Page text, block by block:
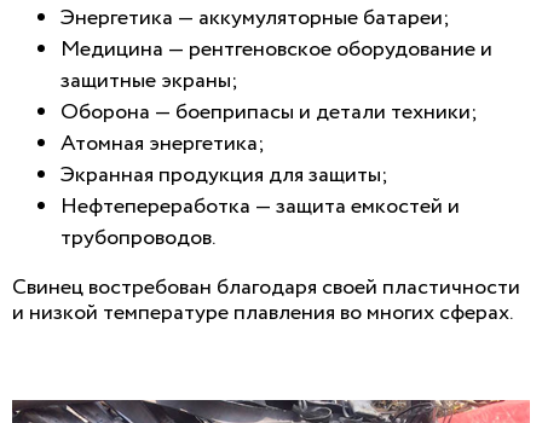
Энергетика — аккумуляторные батареи;
Медицина — рентгеновское оборудование и
защитные экраны;
Оборона — боеприпасы и детали техники;
Атомная энергетика;
Экранная продукция для защиты;
Нефтепереработка — защита емкостей и
трубопроводов.
Свинец востребован благодаря своей пластичности
и низкой температуре плавления во многих сферах.